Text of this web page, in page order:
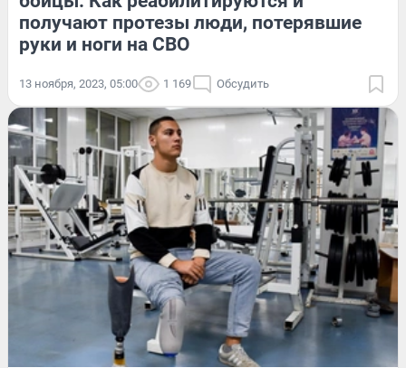
получают протезы люди, потерявшие
руки и ноги на СВО
13 ноября, 2023, 05:00 1 169 Обсудить